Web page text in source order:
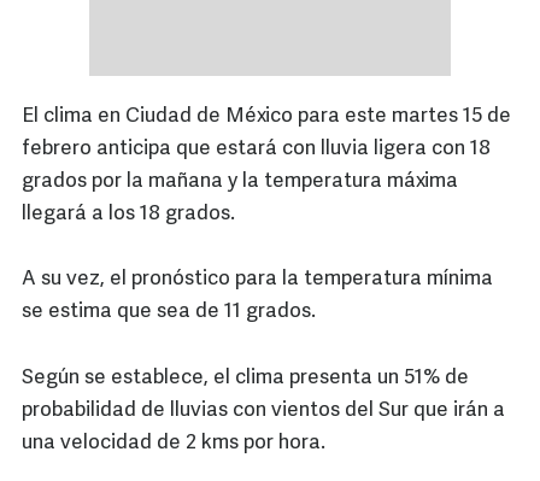
El clima en Ciudad de México para este martes 15 de
febrero anticipa que estará con lluvia ligera con 18
grados por la mañana y la temperatura máxima
llegará a los 18 grados.
A su vez, el pronóstico para la temperatura mínima
se estima que sea de 11 grados.
Según se establece, el clima presenta un 51% de
probabilidad de lluvias con vientos del Sur que irán a
una velocidad de 2 kms por hora.